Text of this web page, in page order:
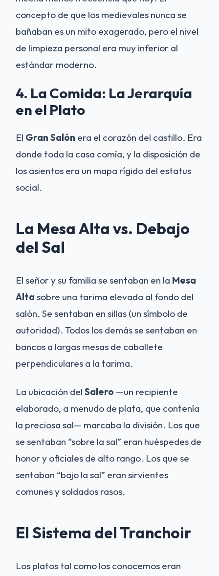
concepto de que los medievales nunca se
bañaban es un mito exagerado, pero el nivel
de limpieza personal era muy inferior al
estándar moderno.
4. La Comida: La Jerarquía
en el Plato
El Gran Salón era el corazón del castillo. Era
donde toda la casa comía, y la disposición de
los asientos era un mapa rígido del estatus
social.
La Mesa Alta vs. Debajo
del Sal
El señor y su familia se sentaban en la Mesa
Alta sobre una tarima elevada al fondo del
salón. Se sentaban en sillas (un símbolo de
autoridad). Todos los demás se sentaban en
bancos a largas mesas de caballete
perpendiculares a la tarima.
La ubicación del Salero —un recipiente
elaborado, a menudo de plata, que contenía
la preciosa sal— marcaba la división. Los que
se sentaban “sobre la sal” eran huéspedes de
honor y oficiales de alto rango. Los que se
sentaban “bajo la sal” eran sirvientes
comunes y soldados rasos.
El Sistema del Tranchoir
Los platos tal como los conocemos eran